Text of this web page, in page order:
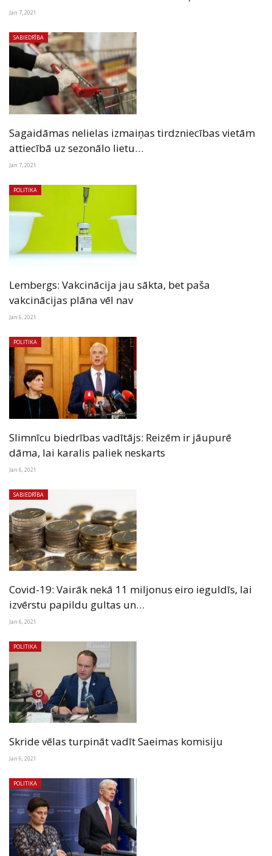
Jan 7, 2021
SABIEDRĪBA
Sagaidāmas nelielas izmaiņas tirdzniecības vietām
attiecībā uz sezonālo lietu…
Jan 7, 2021
POLITIKA
Lembergs: Vakcinācija jau sākta, bet paša
vakcinācijas plāna vēl nav
Jan 6, 2021
POLITIKA
Slimnīcu biedrības vadītājs: Reizēm ir jāupurē
dāma, lai karalis paliek neskarts
Jan 6, 2021
SABIEDRĪBA
Covid-19: Vairāk nekā 11 miljonus eiro ieguldīs, lai
izvērstu papildu gultas un…
Jan 6, 2021
POLITIKA
Skride vēlas turpināt vadīt Saeimas komisiju
Jan 6, 2021
POLITIKA